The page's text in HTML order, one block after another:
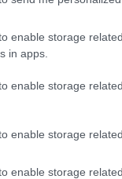
enable storage
in apps.
enable storage
enable storage
enable storage
Samsung Galaxy S26 Ultra